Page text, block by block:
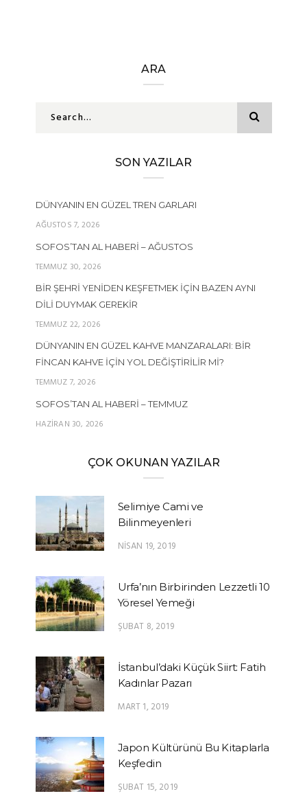
ARA
SON YAZILAR
DÜNYANIN EN GÜZEL TREN GARLARI
AĞUSTOS 7, 2026
SOFOS’TAN AL HABERI – AĞUSTOS
TEMMUZ 30, 2026
BIR ŞEHRI YENIDEN KEŞFETMEK İÇIN BAZEN AYNI
DILI DUYMAK GEREKIR
TEMMUZ 22, 2026
DÜNYANIN EN GÜZEL KAHVE MANZARALARI: BIR
FINCAN KAHVE İÇIN YOL DEĞIŞTIRILIR MI?
TEMMUZ 7, 2026
SOFOS’TAN AL HABERI – TEMMUZ
HAZIRAN 30, 2026
ÇOK OKUNAN YAZILAR
Selimiye Cami ve
Bilinmeyenleri
NISAN 19, 2019
Urfa’nın Birbirinden Lezzetli 10
Yöresel Yemeği
ŞUBAT 8, 2019
İstanbul’daki Küçük Siirt: Fatih
Kadınlar Pazarı
MART 1, 2019
Japon Kültürünü Bu Kitaplarla
Keşfedin
ŞUBAT 15, 2019